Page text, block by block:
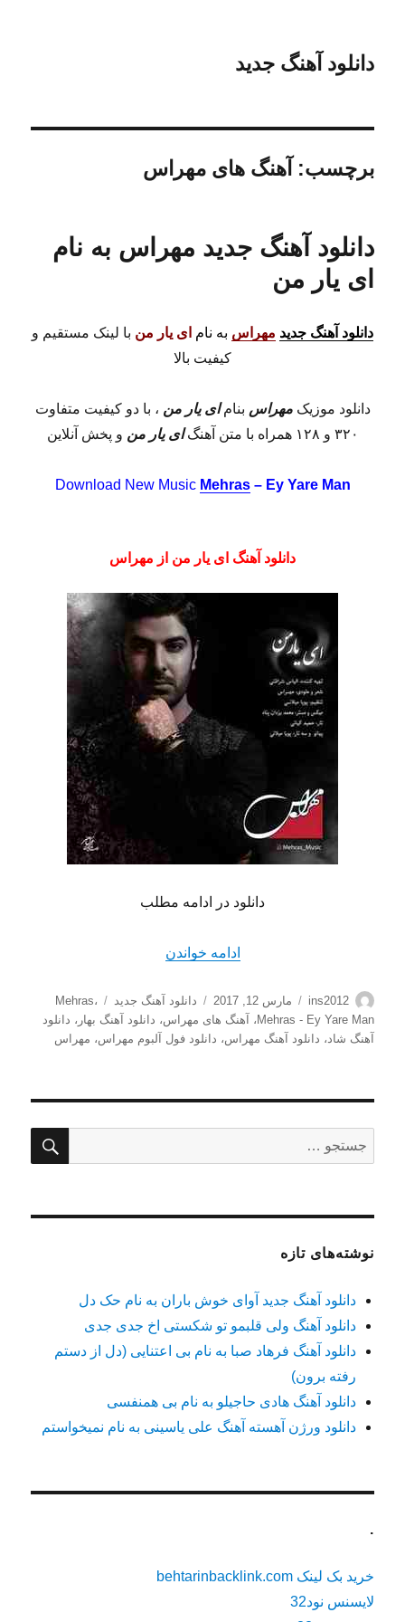
دانلود آهنگ جدید
برچسب: آهنگ های مهراس
دانلود آهنگ جدید مهراس به نام
ای یار من
دانلود آهنگ جدید مهراس به نام ای یار من با لینک مستقیم و
کیفیت بالا
دانلود موزیکمهراس بنامای یار من ، با دو کیفیت متفاوت
۳۲۰ و ۱۲۸ همراه با متن آهنگ
ای یار من و پخش آنلاین
Download New Music Mehras– Ey Yare Man
دانلود آهنگ ای یار من از مهراس
دانلود در ادامه مطلب
ادامه خواندن
نویسنده
ins2012
ارسال
شده
در
مارس 12, 2017 دسته‌ها
دانلود آهنگ جدید برچسب‌ها
Mehras،
Mehras - Ey Yare Man ، آهنگ های مهراس، دانلود آهنگ بهار ، دانلود
آهنگ شاد، دانلود آهنگ مهراس، دانلود فول آلبوم مهراس، مهراس
برای:
نوشته‌های تازه
دانلود آهنگ جدید آوای خوش باران به نام حک دل
دانلود آهنگ ولی قلبمو تو شکستی اخ جدی جدی
دانلود آهنگ فرهاد صبا به نام بی اعتنایی (دل از دستم
رفته برون)
دانلود آهنگ هادی حاجیلو به نام بی همنفسی
دانلود ورژن آهسته آهنگ علی یاسینی به نام نمیخواستم
.
خرید بک لینک behtarinbacklink.com
لایسنس نود32